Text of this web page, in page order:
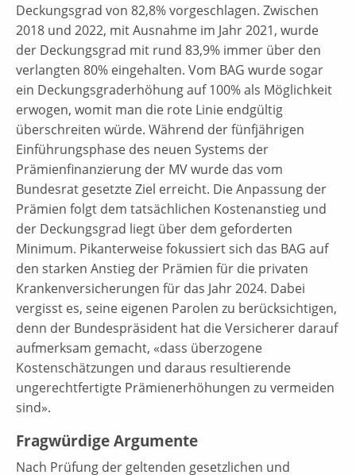
Deckungsgrad von 82,8% vorgeschlagen. Zwischen
2018 und 2022, mit Ausnahme im Jahr 2021, wurde
der Deckungsgrad mit rund 83,9% immer über den
verlangten 80% eingehalten. Vom BAG wurde sogar
ein Deckungsgraderhöhung auf 100% als Möglichkeit
erwogen, womit man die rote Linie endgültig
überschreiten würde. Während der fünfjährigen
Einführungsphase des neuen Systems der
Prämienfinanzierung der MV wurde das vom
Bundesrat gesetzte Ziel erreicht. Die Anpassung der
Prämien folgt dem tatsächlichen Kostenanstieg und
der Deckungsgrad liegt über dem geforderten
Minimum. Pikanterweise fokussiert sich das BAG auf
den starken Anstieg der Prämien für die privaten
Krankenversicherungen für das Jahr 2024. Dabei
vergisst es, seine eigenen Parolen zu berücksichtigen,
denn der Bundespräsident hat die Versicherer darauf
aufmerksam gemacht, «dass überzogene
Kostenschätzungen und daraus resultierende
ungerechtfertigte Prämienerhöhungen zu vermeiden
sind».
Fragwürdige Argumente
Nach Prüfung der geltenden gesetzlichen und